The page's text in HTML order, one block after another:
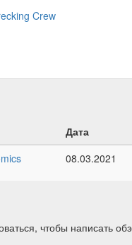
Crew
Дата
08.03.2021
чтобы написать